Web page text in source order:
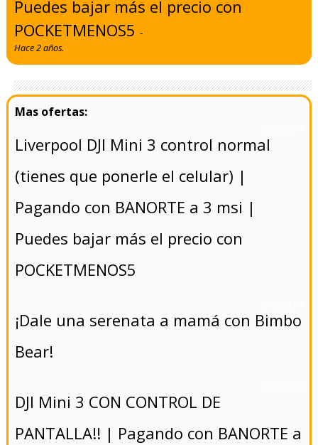
Puedes bajar más el precio con
POCKETMENOS5-
Hace 2 años.
Liverpool DJI Mini 3 control normal
(tienes que ponerle el celular) |
Pagando con BANORTE a 3 msi |
Puedes bajar más el precio con
POCKETMENOS5
¡Dale una serenata a mamá con Bimbo
Bear!
DJI Mini 3 CON CONTROL DE
PANTALLA!! | Pagando con BANORTE a